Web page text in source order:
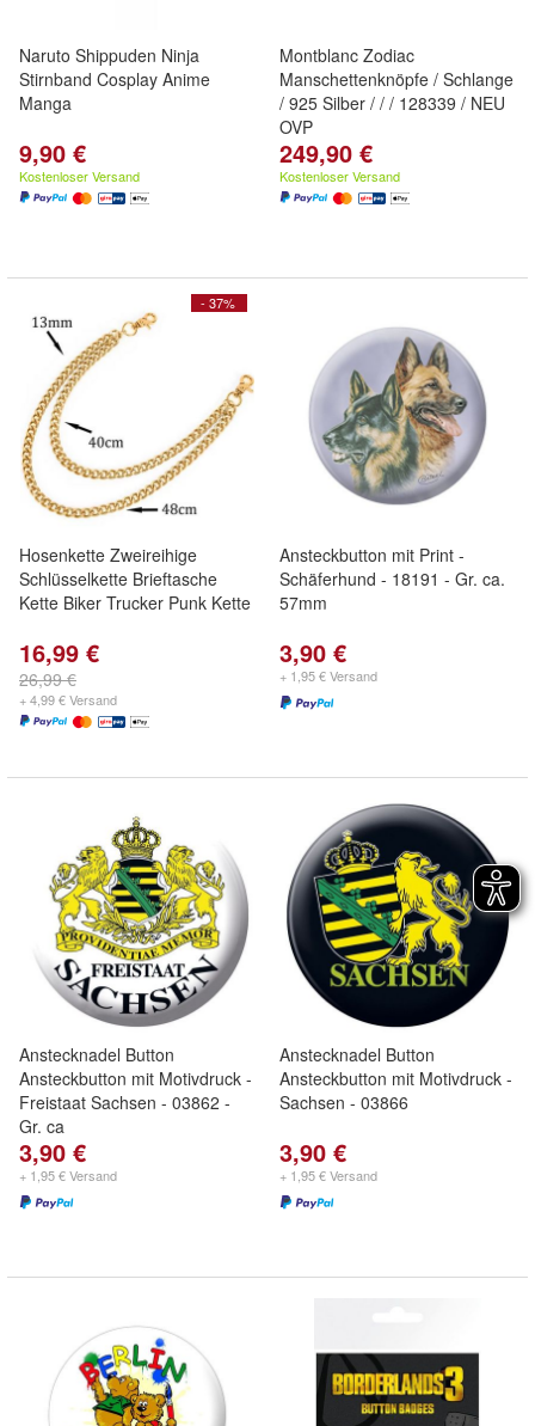
Naruto Shippuden Ninja
Stirnband Cosplay Anime
Manga
9,90 €
Kostenloser Versand
Montblanc Zodiac
Manschettenknöpfe / Schlange
/ 925 Silber / / / 128339 / NEU
OVP
249,90 €
Kostenloser Versand
- 37%
Hosenkette Zweireihige
Schlüsselkette Brieftasche
Kette Biker Trucker Punk Kette
16,99 €
26,99 €
+ 4,99 € Versand
Ansteckbutton mit Print -
Schäferhund - 18191 - Gr. ca.
57mm
3,90 €
+ 1,95 € Versand
Anstecknadel Button
Ansteckbutton mit Motivdruck -
Freistaat Sachsen - 03862 -
Gr. ca
3,90 €
+ 1,95 € Versand
Anstecknadel Button
Ansteckbutton mit Motivdruck -
Sachsen - 03866
3,90 €
+ 1,95 € Versand